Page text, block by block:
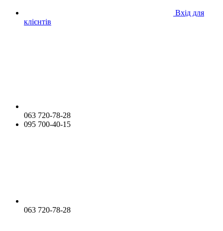
Вхід для
клієнтів
063 720-78-28
095 700-40-15
063 720-78-28